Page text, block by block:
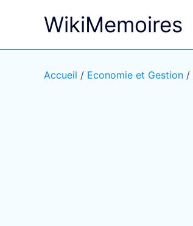
WikiMemoires
Accueil / Economie et Gestion /